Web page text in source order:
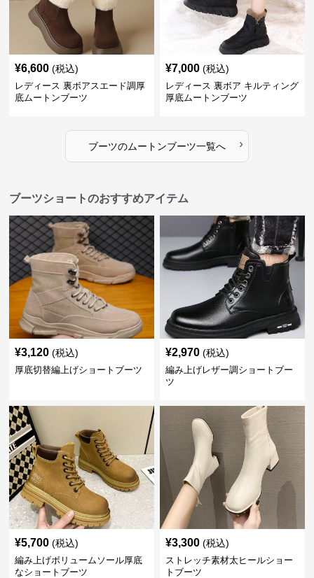
¥6,600 (税込)
レディース 裏ボアスエード調厚
底ムートンブーツ
¥7,000 (税込)
レディース 裏ボア キルティング
厚底ムートンブーツ
ブーツのムートンブーツ一覧へ ›
ブーツショートのおすすめアイテム
¥3,120 (税込)
厚底切替編上げショートブーツ
¥2,970 (税込)
編み上げレザー調ショートブー
ツ
¥5,700 (税込)
編み上げボリュームソール厚底
なショートブーツ
¥3,300 (税込)
ストレッチ素材太ヒールショー
トブーツ